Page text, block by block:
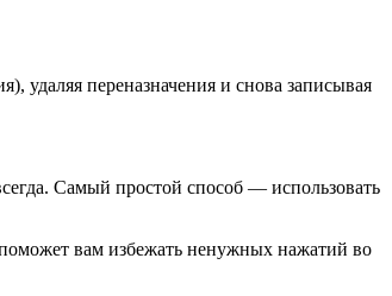
удаляя переназначения и снова записывая
Самый простой способ — использовать
вам избежать ненужных нажатий во